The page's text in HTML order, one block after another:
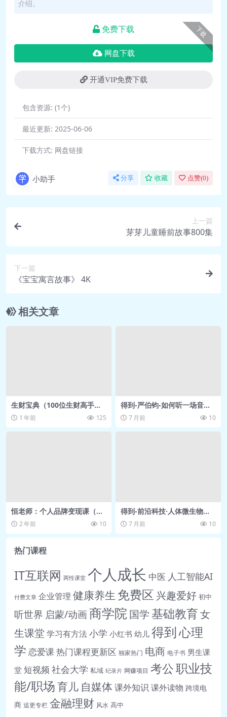
第19集：恐龙.mp4 74.6M
第20集：蚯蚓.mp4 93.7M
第21集：黑洞.mp4 150.9M
第22集：火箭.mp4 128.9M
第23集：摩天轮.mp4 384.5M
第25集：量子.mp4 72.5M
第26集：摩擦力.mp4 93.0M
第28集：船舶.mp4 127.7M
第30集：牙齿.mp4 139.4M
第34集：隧道.mp4 187.6M
第37集：细菌.mp4 181.5M
第46集：雪.mp4 89.2M
第47集：北斗七星.mp4 136.1M
第48集：皮肤.mp4 108.8M
第53集：病毒1.mp4 88.1M
第54集：3D打印.mp4 38.9M
第58集：热气球.mp4 60.0M
第59集：罐头.mp4 97.7M
第60集：元素(上).mp4 79.5M
第61集：地球内部结
构.mp4 116.4M
第62集：蝙蝠.mp4 114.5M
第63集：骨骼.mp4 58.8M
第64集：眼睛.mp4 90.9M
第65集：梅花.mp4 120.9M
第66集：燃烧.mp4 176.9M
介绍。
下载
免费下载
网盘下载
开通VIP免费下载
包含资源: (1个)
最近更新: 2025-06-06
下载方式: 网盘链接
小助手 分享 收藏 点赞(0)
上一篇
芽芽儿童睡前故事800集
下一篇
《宝宝寓言故事》 4K
相关文章
生财宝典（100位生财高手的
判断路径和经验）.pdf
1 年前 125
得到-严伯钧-如何听一场音乐
会 网盘资源 免费下载
7 月前 10
恒老师：个人品牌变现课（音
频）【290.56MB】
2 年前 10
得到-前沿科技·人体微生物组9
讲 网盘分享 免费分享
7 月前 10
热门课程
IT互联网 两性课堂 个人成长 中医 人工智能AI
付费文章 企业管理 健康养生 免费区 兴趣爱好 初中
听世界 启蒙/动画商学院国学 基础教育女
生课堂 学习有方法小学 小红书 幼儿 得到心理
学 恋爱课热门课程更新区 独家热门 电商 电子书 男生课
堂 短视频 社会大学 私域 纪录片 网赚项目 考公职业技
能/职场育儿 自媒体 课外知识 课外读物 跨境电
商 追更专栏 金融理财 风水 高中